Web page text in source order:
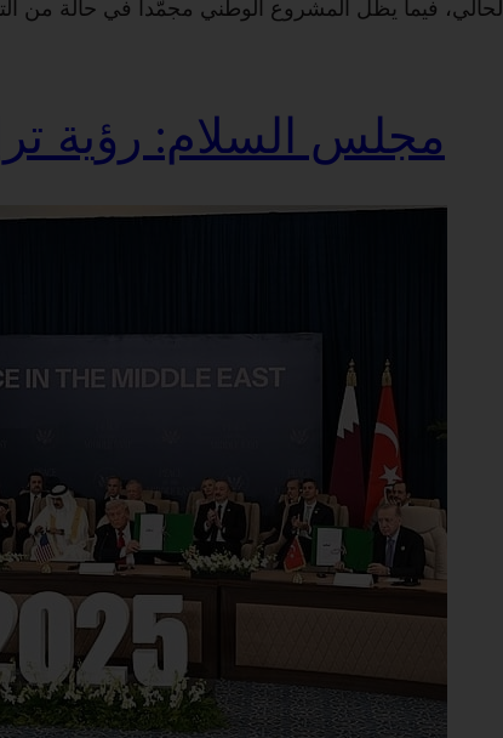
فيما يظل المشروع الوطني مجمّداً في حالة من
مجلس السلام: رؤية